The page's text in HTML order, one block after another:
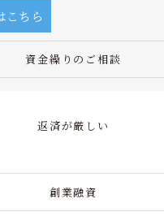
こちら
資金繰りのご相談
返済が厳しい
創業融資